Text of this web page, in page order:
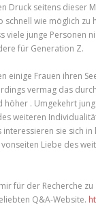
Druck seitens dieser
wie möglich zu
viele junge Personen
für Generation Z.
einige Frauen ihren
vermag das
. Umgekehrt
weiteren
sie sich
Liebe des
für der Recherche
Q&A-Website.